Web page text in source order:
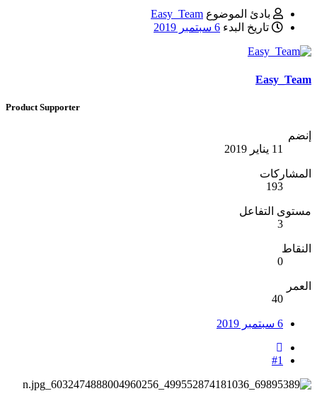
بادئ الموضوع Easy_Team
تاريخ البدء 6 سبتمبر 2019
Easy_Team
Product Supporter
إنضم
11 يناير 2019
المشاركات
193
مستوى التفاعل
3
النقاط
0
العمر
40
6 سبتمبر 2019
#1